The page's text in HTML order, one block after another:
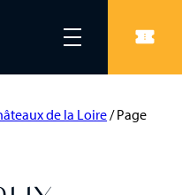
de la Loire/Page